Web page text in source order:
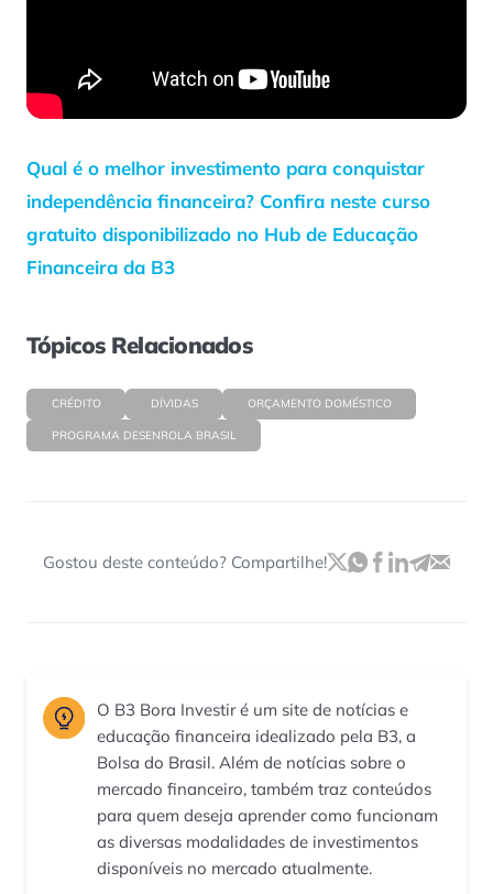
Qual é o melhor investimento para conquistar
independência financeira? Confira neste curso
gratuito disponibilizado no Hub de Educação
Financeira da B3
Tópicos Relacionados
CRÉDITO DÍVIDAS ORÇAMENTO DOMÉSTICO
PROGRAMA DESENROLA BRASIL
Gostou deste conteúdo? Compartilhe!
O B3 Bora Investir é um site de notícias e
educação financeira idealizado pela B3, a
Bolsa do Brasil. Além de notícias sobre o
mercado financeiro, também traz conteúdos
para quem deseja aprender como funcionam
as diversas modalidades de investimentos
disponíveis no mercado atualmente.